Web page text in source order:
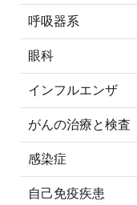
呼吸器系
眼科
インフルエンザ
がんの治療と検査
感染症
自己免疫疾患